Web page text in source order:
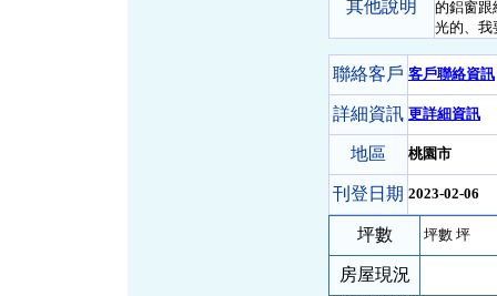
其他說明
的鋁窗跟
光的、我
聯絡客戶 客戶聯絡資訊
詳細資訊 更詳細資訊
地區 桃園市
刊登日期 2023-02-06
坪數 坪數 坪
房屋現況